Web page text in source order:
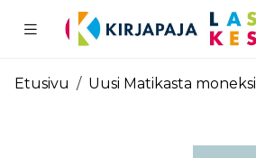
Etusivu Uusi Matikasta moneksi